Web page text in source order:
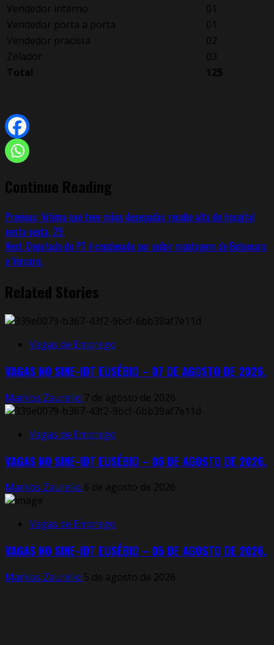
Vendedor interno
01
Vendedor porta a porta
01
Vendedor pracista
02
Zelador
03
Total
125
Continue Reading
Previous:Vítima que teve mãos decepadas recebe alta do hospital
nesta sexta, 29.
Next: Deputado do PT é condenado por exibir montagem de Bolsonaro
e Vorcaro.
Related Stories
Vagas de Emprego
VAGAS NO SINE-IDT EUSÉBIO – 07 DE AGOSTO DE 2026.
Markos Zaurelio 7 de agosto de 2026
Vagas de Emprego
VAGAS NO SINE-IDT EUSÉBIO – 06 DE AGOSTO DE 2026.
Markos Zaurelio 6 de agosto de 2026
Vagas de Emprego
VAGAS NO SINE-IDT EUSÉBIO – 05 DE AGOSTO DE 2026.
Markos Zaurelio 5 de agosto de 2026